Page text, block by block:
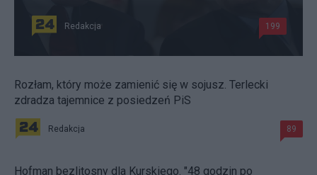
Redakcja 199
Rozłam, który może zamienić się w sojusz. Terlecki
zdradza tajemnice z posiedzeń PiS
Redakcja 89
Hofman bezlitosny dla Kurskiego. "48 godzin po